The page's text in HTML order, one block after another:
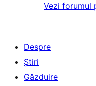
Vezi forumul
Despre
Știri
Găzduire